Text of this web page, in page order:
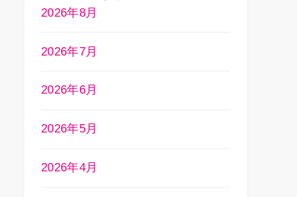
2026年8月
2026年7月
2026年6月
2026年5月
2026年4月